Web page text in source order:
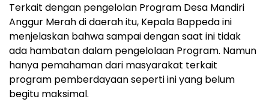
Terkait dengan pengelolan Program Desa Mandiri
Anggur Merah di daerah itu, Kepala Bappeda ini
menjelaskan bahwa sampai dengan saat ini tidak
ada hambatan dalam pengelolaan Program. Namun
hanya pemahaman dari masyarakat terkait
program pemberdayaan seperti ini yang belum
begitu maksimal.